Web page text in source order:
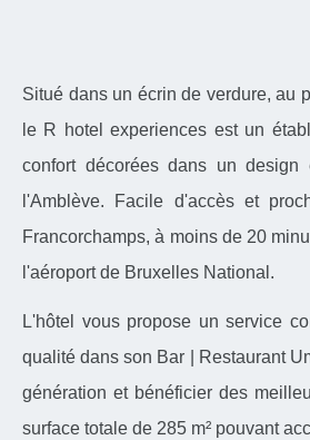
Situé dans un écrin de verdure, au
le R hotel experiences est un
confort décorées dans un
l'Amblève. Facile d'accès et
Francorchamps, à moins de 20
l'aéroport de Bruxelles National.
L'hôtel vous propose un service
qualité dans son Bar | Restaurant
génération et bénéficier des
surface totale de 285 m² pouvant